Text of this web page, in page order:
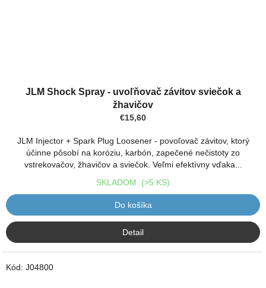
JLM Shock Spray - uvoľňovač závitov sviečok a
žhavičov
€15,60
JLM Injector + Spark Plug Loosener - povoľovač závitov, ktorý
účinne pôsobí na koróziu, karbón, zapečené nečistoty zo
vstrekovačov, žhavičov a sviečok. Veľmi efektívny vďaka...
SKLADOM (>5 KS)
Do košíka
Detail
Kód: J04800